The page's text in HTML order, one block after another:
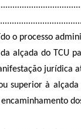
o processo
alçada do TCU
jurídica
superior à